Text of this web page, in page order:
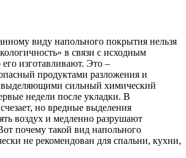
виду напольного покрытия нельзя
в связи с исходным
изготавливают. Это –
продуктами разложения и
выделяющими сильный химический
недели после укладки. В
но вредные выделения
воздух и медленно разрушают
почему такой вид напольного
не рекомендован для спальни, кухни,